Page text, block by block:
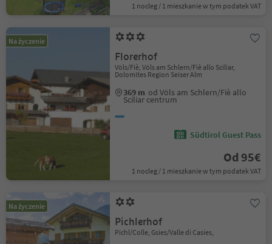
1 nocleg / 1 mieszkanie w tym podatek VAT
Na życzenie
Florerhof
Völs/Fiè, Völs am Schlern/Fiè allo Sciliar,
Dolomites Region Seiser Alm
369 m od Völs am Schlern/Fiè allo
Sciliar centrum
Südtirol Guest Pass
Od 95€
1 nocleg / 1 mieszkanie w tym podatek VAT
Na życzenie
Pichlerhof
Pichl/Colle, Gsies/Valle di Casies,